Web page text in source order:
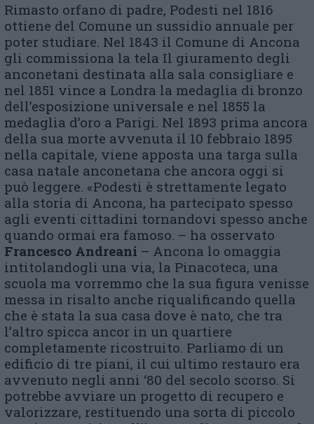
Rimasto orfano di padre, Podesti nel 1816
ottiene del Comune un sussidio annuale per
poter studiare. Nel 1843 il Comune di Ancona
gli commissiona la tela Il giuramento degli
anconetani destinata alla sala consigliare e
nel 1851 vince a Londra la medaglia di bronzo
dell’esposizione universale e nel 1855 la
medaglia d’oro a Parigi. Nel 1893 prima ancora
della sua morte avvenuta il 10 febbraio 1895
nella capitale, viene apposta una targa sulla
casa natale anconetana che ancora oggi si
può leggere. «Podesti è strettamente legato
alla storia di Ancona, ha partecipato spesso
agli eventi cittadini tornandovi spesso anche
quando ormai era famoso. – ha osservato
Francesco Andreani – Ancona lo omaggia
intitolandogli una via, la Pinacoteca, una
scuola ma vorremmo che la sua figura venisse
messa in risalto anche riqualificando quella
che è stata la sua casa dove è nato, che tra
l’altro spicca ancor in un quartiere
completamente ricostruito. Parliamo di un
edificio di tre piani, il cui ultimo restauro era
avvenuto negli anni ‘80 del secolo scorso. Si
potrebbe avviare un progetto di recupero e
valorizzare, restituendo una sorta di piccolo